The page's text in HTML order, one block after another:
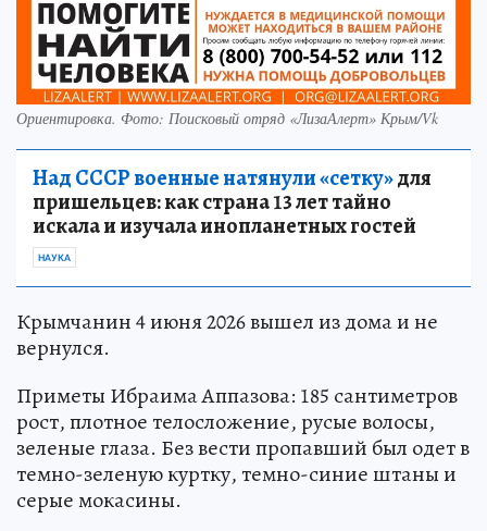
Ориентировка. Фото: Поисковый отряд «ЛизаАлерт» Крым/Vk
Над СССР военные натянули «сетку»для
пришельцев: как страна 13 лет тайно
искала и изучала инопланетных гостей
НАУКА
Крымчанин 4 июня 2026 вышел из дома и не
вернулся.
Приметы Ибраима Аппазова: 185 сантиметров
рост, плотное телосложение, русые волосы,
зеленые глаза. Без вести пропавший был одет в
темно-зеленую куртку, темно-синие штаны и
серые мокасины.